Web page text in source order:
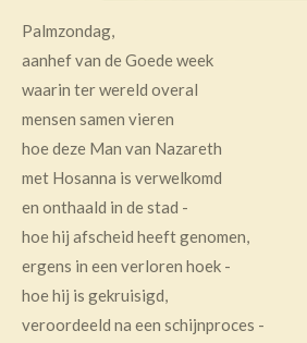
Palmzondag,
aanhef van de Goede week
waarin ter wereld overal
mensen samen vieren
hoe deze Man van Nazareth
met Hosanna is verwelkomd
en onthaald in de stad -
hoe hij afscheid heeft genomen,
ergens in een verloren hoek -
hoe hij is gekruisigd,
veroordeeld na een schijnproces -